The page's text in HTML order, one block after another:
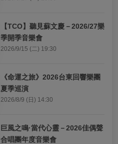
【TCO】聽見蘇文慶－2026/27樂
季開季音樂會
2026/9/15 (二) 19:30
《命運之旅》2026台東回響樂團
夏季巡演
2026/8/9 (日) 14:30
巨風之鳴·當代心靈－2026佳偶聲
合唱團年度音樂會